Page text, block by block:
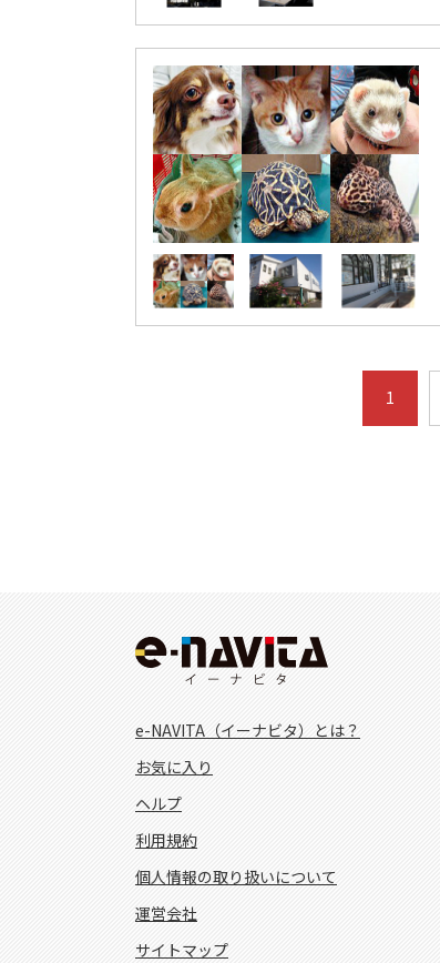
1
e-NAVITA（イーナビタ）とは？
お気に入り
ヘルプ
利用規約
個人情報の取り扱いについて
運営会社
サイトマップ